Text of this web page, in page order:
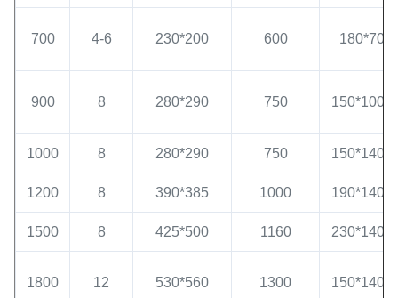
700 4-6 230*200 600 180*70*8
900 8 280*290 750
1000 8 280*290 750
1200 8 390*385 1000
1500 8 425*500 1160
1800 12 530*560 1300